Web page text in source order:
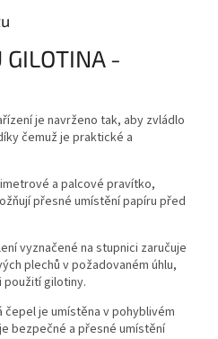
GILOTINA -
je navrženo tak, aby zvládlo
čemuž je praktické a
a palcové pravítko,
přesné umístění papíru před
vyznačené na stupnici zaručuje
plechů v požadovaném úhlu,
gilotiny.
čepel je umístěna v pohyblivém
bezpečné a přesné umístění